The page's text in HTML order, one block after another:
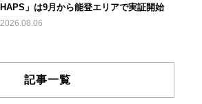
HAPS」は9月から能登エリアで実証開始
2026.08.06
記事一覧